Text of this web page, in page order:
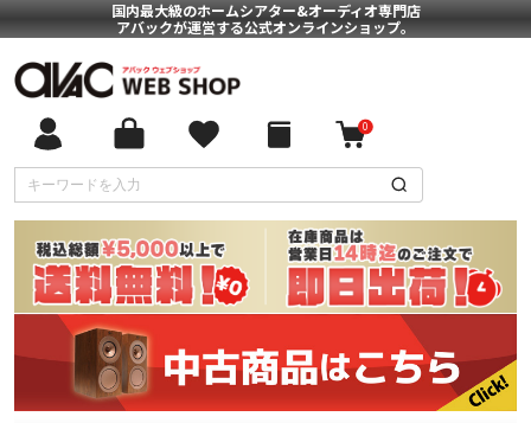
国内最大級のホームシアター&オーディオ専門店
アバックが運営する公式オンラインショップ。
0